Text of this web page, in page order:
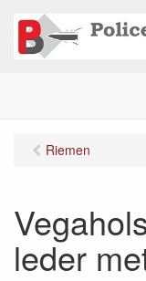
Riemen
leder